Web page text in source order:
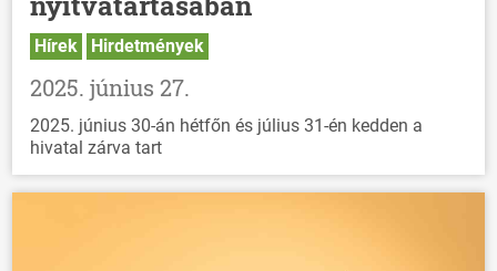
Hírek Hirdetmények
2025. június 27.
2025. június 30-án hétfőn és július 31-én kedden a
hivatal zárva tart